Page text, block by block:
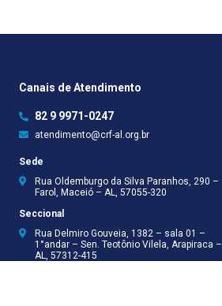
Canais de Atendimento
82 9 9971-0247
atendimento@crf-al.org.br
Sede
Rua Oldemburgo da Silva Paranhos, 290 –
Farol, Maceió – AL, 57055-320
Seccional
Rua Delmiro Gouveia, 1382 – sala 01 –
1°andar – Sen. Teotônio Vilela, Arapiraca –
AL, 57312-415